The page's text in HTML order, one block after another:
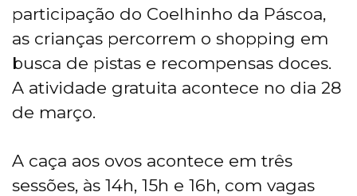
participação do Coelhinho da Páscoa,
as crianças percorrem o shopping em
busca de pistas e recompensas doces.
A atividade gratuita acontece no dia 28
de março.
A caça aos ovos acontece em três
sessões, às 14h, 15h e 16h, com vagas